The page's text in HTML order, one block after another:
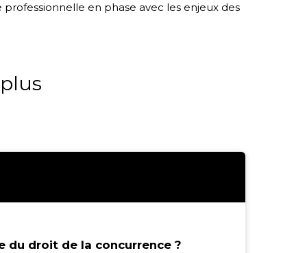
en phase avec les enjeux des
du droit de la concurrence ?